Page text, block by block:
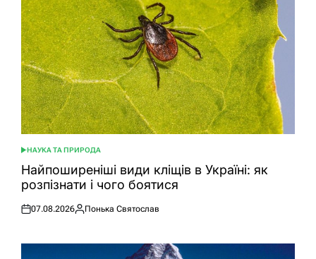
ОПУБЛІКУВАТИ
У
НАУКА ТА ПРИРОДА
Найпоширеніші види кліщів в Україні: як
розпізнати і чого боятися
Оприлюднено
07.08.2026
Опубліковано
Понька Святослав